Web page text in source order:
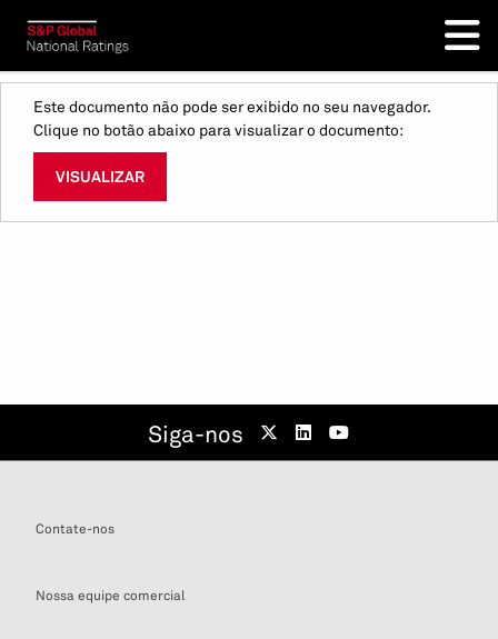
Este documento não pode ser exibido no seu navegador.
Clique no botão abaixo para visualizar o documento:
VISUALIZAR
Siga-nos
Contate-nos
Nossa equipe comercial